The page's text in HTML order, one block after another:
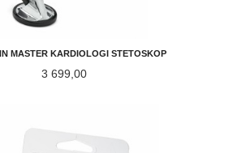
MASTER KARDIOLOGI STETOSKOP
Pris
3 699,00